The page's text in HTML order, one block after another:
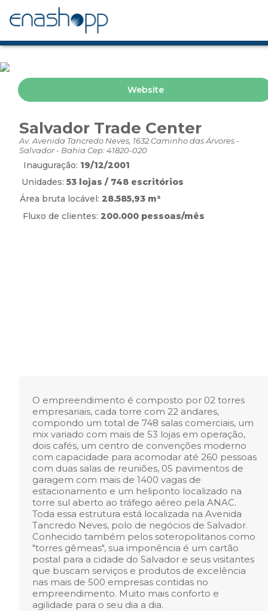
Website
Salvador Trade Center
Av. Avenida Tancredo Neves, 1632 Caminho das Árvores -
Salvador - Bahia Cep: 41820-020
Inauguração: 19/12/2001
Unidades: 53 lojas / 748 escritórios
Área bruta locável: 28.585,93 m²
Fluxo de clientes: 200.000 pessoas/mês
O empreendimento é composto por 02 torres
empresariais, cada torre com 22 andares,
compondo um total de 748 salas comerciais, um
mix variado com mais de 53 lojas em operação,
dois cafés, um centro de convenções moderno
com capacidade para acomodar até 260 pessoas
com duas salas de reuniões, 05 pavimentos de
garagem com mais de 1400 vagas de
estacionamento e um heliponto localizado na
torre sul aberto ao tráfego aéreo pela ANAC.
Toda essa estrutura está localizada na Avenida
Tancredo Neves, polo de negócios de Salvador.
Conhecido também pelos soteropolitanos como
"torres gêmeas", sua imponência é um cartão
postal para a cidade do Salvador e seus visitantes
que buscam serviços e produtos de excelência
nas mais de 500 empresas contidas no
empreendimento. Muito mais conforto e
agilidade para o seu dia a dia.